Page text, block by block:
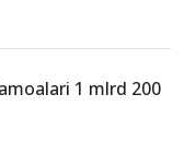
1 mlrd 200